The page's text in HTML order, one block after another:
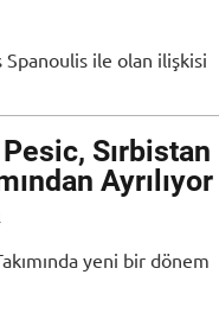
Spanoulis ile olan ilişkisi
Sırbistan
Ayrılıyor
yeni bir dönem